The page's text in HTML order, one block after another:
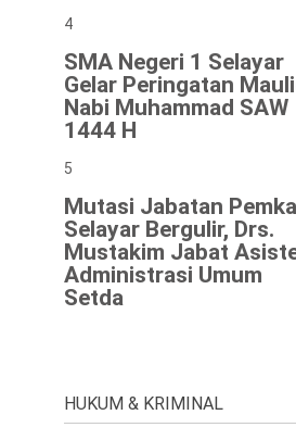
4
SMA Negeri 1 Selayar
Gelar Peringatan
Nabi Muhammad SAW
1444 H
5
Mutasi Jabatan
Selayar Bergulir, Drs.
Mustakim Jabat
Administrasi Umum
Setda
HUKUM & KRIMINAL